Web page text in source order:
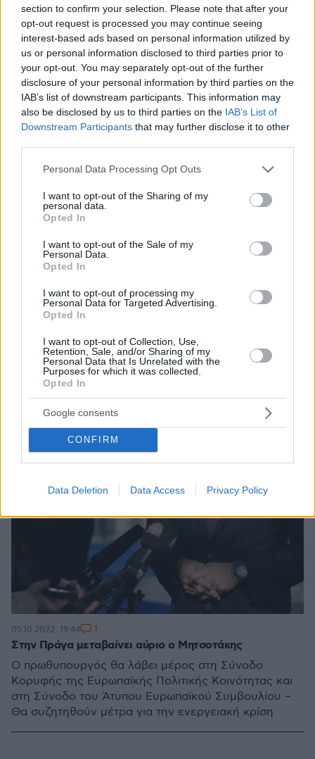
section to confirm your selection. Please note that after your
opt-out request is processed you may continue seeing
interest-based ads based on personal information utilized by
us or personal information disclosed to third parties prior to
your opt-out. You may separately opt-out of the further
disclosure of your personal information by third parties on the
IAB’s list of downstream participants. This information may
also be disclosed by us to third parties on the IAB’s List of
Downstream Participants that may further disclose it to other
Please note that this website/app uses one or more Google
not limited to your visit or usage behaviour. You may click to
grant or deny consent to Google and its third-party tags to
use your data for below specified purposes in below Google
consent section.
Personal Data Processing Opt Outs
I want to opt-out of the Sharing of my
personal data.
Opted In
I want to opt-out of the Sale of my
Personal Data.
Opted In
I want to opt-out of processing my
Personal Data for Targeted Advertising.
Opted In
I want to opt-out of Collection, Use,
Retention, Sale, and/or Sharing of my
Personal Data that Is Unrelated with the
Purposes for which it was collected.
Opted In
Google consents
CONFIRM
Data Deletion Data Access Privacy Policy
Ερντογάν με την Ελλάδα
Παρασκήνια από την Σύνοδο της Ευρωπαϊκής
Πολιτικής Κοινότητας - Ο ξαφνικός έρωτας
Βρετανίας – Γαλλίας - «Ο όλο και πιο αυταρχικός
Ερντογάν έβρισε την Ελλάδα» γράφει το Politico - Το
μαρέγκα
07.10.2022, 13:12
Στην Πράγα μεταβαίνει αύριο ο Μητσοτάκης
Ο πρωθυπουργός θα λάβει μέρος στη Σύνοδο
Κορυφής της Ευρωπαϊκής Πολιτικής Κοινότητας και
στη Σύνοδο του Άτυπου Ευρωπαϊκού Συμβουλίου –
Θα συζητηθούν μέτρα για την ενεργειακή κρίση
05.10.2022, 19:44 1